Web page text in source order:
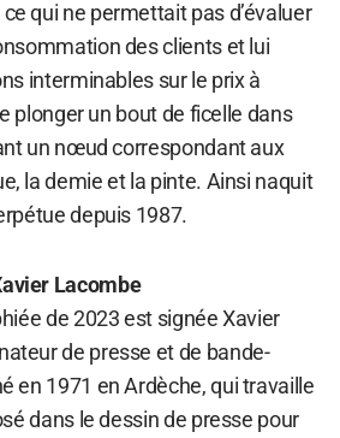
qui ne permettait pas d’évaluer
des clients et lui
interminables sur le prix à
plonger un bout de ficelle dans
un nœud correspondant aux
la demie et la pinte. Ainsi naquit
depuis 1987.
Lacombe
de 2023 est signée Xavier
de presse et de bande-
en 1971 en Ardèche, qui travaille
dans le dessin de presse pour